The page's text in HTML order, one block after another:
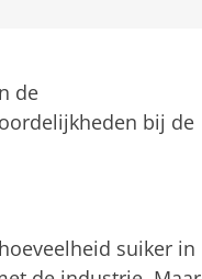
de
bij de
suiker in